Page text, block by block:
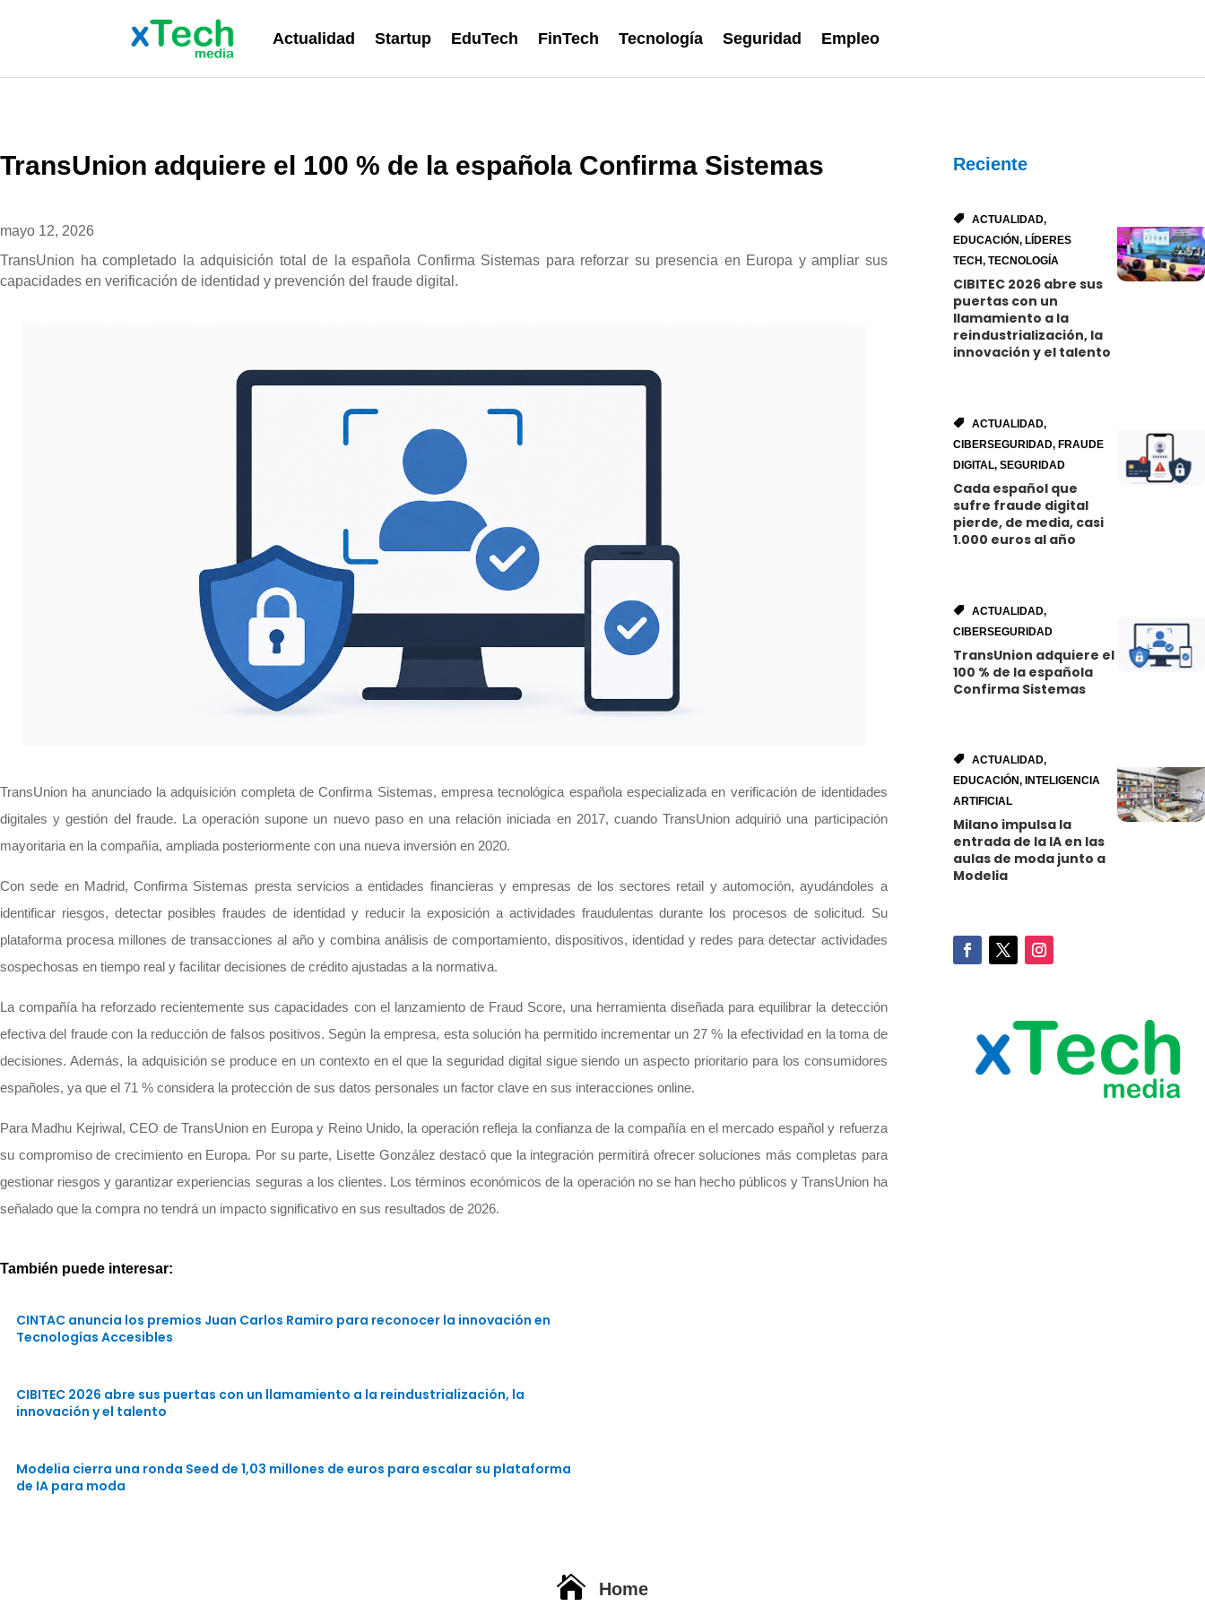
Actualidad Startup EduTech FinTech Tecnología Seguridad Empleo
TransUnion adquiere el 100 % de la española Confirma Sistemas
mayo 12, 2026
TransUnion ha completado la adquisición total de la española Confirma Sistemas para reforzar su presencia en Europa y ampliar sus
capacidades en verificación de identidad y prevención del fraude digital.
TransUnion ha anunciado la adquisición completa de Confirma Sistemas, empresa tecnológica española especializada en verificación de identidades
digitales y gestión del fraude. La operación supone un nuevo paso en una relación iniciada en 2017, cuando TransUnion adquirió una participación
mayoritaria en la compañía, ampliada posteriormente con una nueva inversión en 2020.
Con sede en Madrid, Confirma Sistemas presta servicios a entidades financieras y empresas de los sectores retail y automoción, ayudándoles a
identificar riesgos, detectar posibles fraudes de identidad y reducir la exposición a actividades fraudulentas durante los procesos de solicitud. Su
plataforma procesa millones de transacciones al año y combina análisis de comportamiento, dispositivos, identidad y redes para detectar actividades
sospechosas en tiempo real y facilitar decisiones de crédito ajustadas a la normativa.
La compañía ha reforzado recientemente sus capacidades con el lanzamiento de Fraud Score, una herramienta diseñada para equilibrar la detección
efectiva del fraude con la reducción de falsos positivos. Según la empresa, esta solución ha permitido incrementar un 27 % la efectividad en la toma de
decisiones. Además, la adquisición se produce en un contexto en el que la seguridad digital sigue siendo un aspecto prioritario para los consumidores
españoles, ya que el 71 % considera la protección de sus datos personales un factor clave en sus interacciones online.
Para Madhu Kejriwal, CEO de TransUnion en Europa y Reino Unido, la operación refleja la confianza de la compañía en el mercado español y refuerza
su compromiso de crecimiento en Europa. Por su parte, Lisette González destacó que la integración permitirá ofrecer soluciones más completas para
gestionar riesgos y garantizar experiencias seguras a los clientes. Los términos económicos de la operación no se han hecho públicos y TransUnion ha
señalado que la compra no tendrá un impacto significativo en sus resultados de 2026.
También puede interesar:
CINTAC anuncia los premios Juan Carlos Ramiro para reconocer la innovación en
Tecnologías Accesibles
CIBITEC 2026 abre sus puertas con un llamamiento a la reindustrialización, la
innovación y el talento
Modelia cierra una ronda Seed de 1,03 millones de euros para escalar su plataforma
de IA para moda
Reciente
ACTUALIDAD,
EDUCACIÓN, LÍDERES
TECH,TECNOLOGÍA
CIBITEC 2026 abre sus
puertas con un
llamamiento a la
reindustrialización, la
innovación y el talento
ACTUALIDAD,
CIBERSEGURIDAD, FRAUDE
DIGITAL,SEGURIDAD
Cada español que
sufre fraude digital
pierde, de media, casi
1.000 euros al año
ACTUALIDAD,
CIBERSEGURIDAD
TransUnion adquiere el
100 % de la española
Confirma Sistemas
ACTUALIDAD,
EDUCACIÓN, INTELIGENCIA
ARTIFICIAL
Milano impulsa la
entrada de la IA en las
aulas de moda junto a
Modelia
 Home